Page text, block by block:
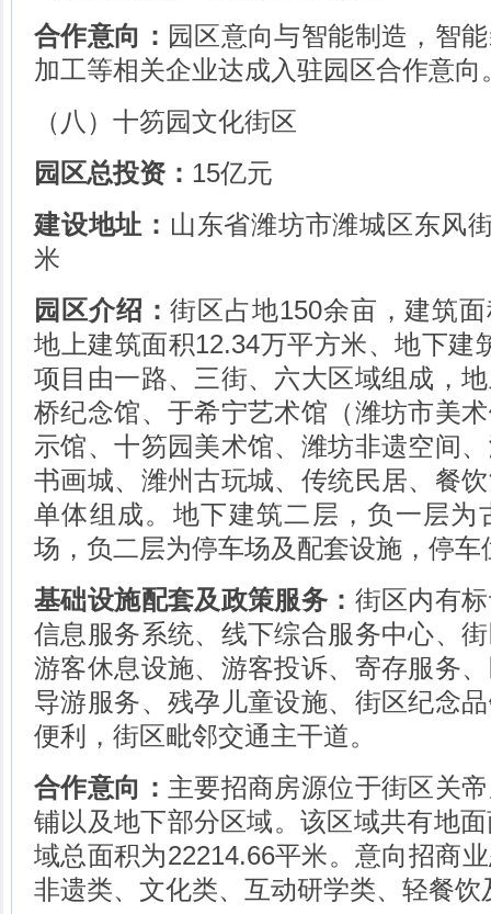
合作意向： 园区意向与智能制造，智
加工等相关企业达成入驻园区合作意向
（八）十笏园文化街区
园区总投资： 15亿元
建设地址： 山东省潍坊市潍城区东风
米
园区介绍：街区占地150余亩，建筑
地上建筑面积12.34万平方米、地下建
项目由一路、三街、六大区域组成，
桥纪念馆、于希宁艺术馆（潍坊市美
示馆、十笏园美术馆、潍坊非遗空间
书画城、潍州古玩城、传统民居、餐
单体组成。地下建筑二层，负一层为
场，负二层为停车场及配套设施，停车
基础设施配套及政策服务： 街区内有
信息服务系统、线下综合服务中心、
游客休息设施、游客投诉、寄存服务
导游服务、残孕儿童设施、街区纪念
便利，街区毗邻交通主干道。
合作意向： 主要招商房源位于街区关
铺以及地下部分区域。该区域共有地
域总面积为22214.66平米。意向招商
非遗类、文化类、互动研学类、轻餐饮